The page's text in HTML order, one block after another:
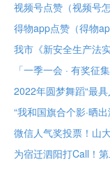
视频号点赞（视频号怎
得物app点赞（得物
我市《新安全生产法
「一季一会 · 有奖征
“我和国旗合个影·晒